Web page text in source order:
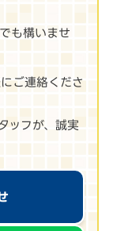
も構いませ
ご連絡くださ
ッフが、誠実